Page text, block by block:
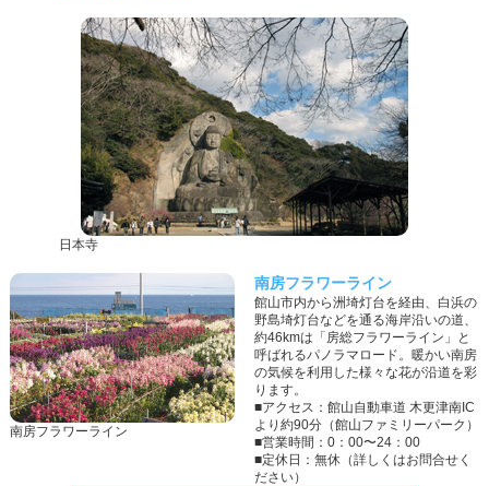
日本寺
南房フラワーライン
南房フラワーライン
館山市内から洲埼灯台を経由、白浜の
野島埼灯台などを通る海岸沿いの道、
約46kmは「房総フラワーライン」と
呼ばれるパノラマロード。暖かい南房
の気候を利用した様々な花が沿道を彩
ります。
■アクセス：館山自動車道 木更津南IC
より約90分（館山ファミリーパーク）
■営業時間：0：00〜24：00
■定休日：無休（詳しくはお問合せく
ださい）